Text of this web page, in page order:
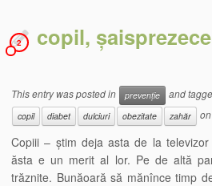
copil,
2
This entry was posted in prevenție and
copil
diabet dulciuri obezitate zahăr
Copiii – știm deja asta de la
ăsta e un merit al lor. Pe de altă
trăznite. Bunăoară să mănînce timp